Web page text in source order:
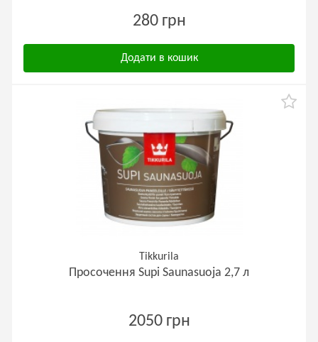
280 грн
Додати в кошик
Tikkurila
Просочення Supi Saunasuoja 2,7 л
2050 грн